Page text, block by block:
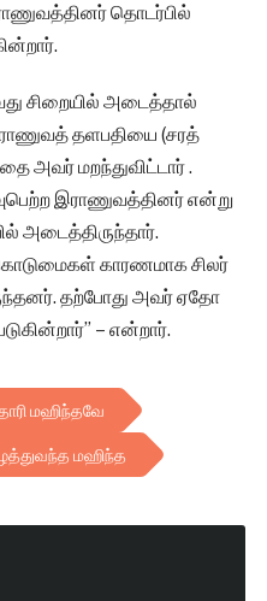
தொடர்பில்
சிறையில் அடைத்தால்
தளபதியை (சரத்
அவர் மறந்துவிட்டார் .
இராணுவத்தினர் என்று
அடைத்திருந்தார்.
காரணமாக சிலர்
தற்போது அவர் ஏதோ
– என்றார்.
மஹிந்தவே
மஹிந்த